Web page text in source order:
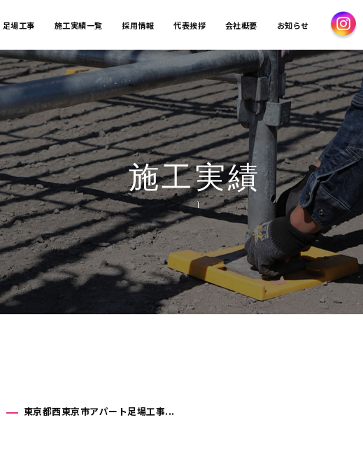
足場工事 施工実績一覧 採用情報 代表挨拶 会社概要 お知らせ
施工実績
Ï
東京都西東京市アパート足場工事...